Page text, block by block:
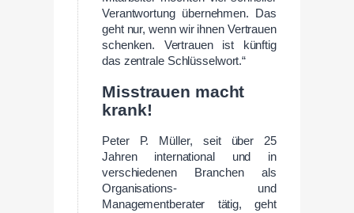
Verantwortung übernehmen. Das
geht nur, wenn wir ihnen Vertrauen
schenken. Vertrauen ist künftig
das zentrale Schlüsselwort.“
Misstrauen macht
krank!
Peter P. Müller, seit über 25
Jahren international und in
verschiedenen Branchen als
Organisations- und
Managementberater tätig, geht